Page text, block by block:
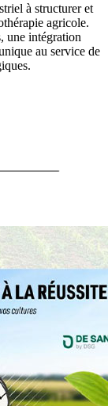
à structurer et
agricole.
une intégration
au service de